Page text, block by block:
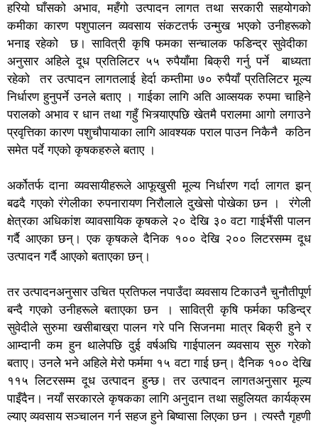
हरियो घाँसको अभाव, महँगो उत्पादन लागत तथा सरकारी सहयोगको
कमीका कारण पशुपालन व्यवसाय संकटतर्फ उन्मुख भएको उनीहरूको
भनाइ रहेको छ। सावित्री कृषि फमका सन्चालक फडिन्द्र सुवेदीका
अनुसार अहिले दूध प्रतिलिटर ५५ रुपैयाँमा बिक्री गर्नु पर्ने बाध्यता
रहेको तर उत्पादन लागतलाई हेर्दा कम्तीमा ७० रुपैयाँ प्रतिलिटर मूल्य
निर्धारण हुनुपर्ने उनले बताए । गाईका लागि अति आव्सयक रुपमा चाहिने
परालको अभाव र धान तथा गहुँ भित्र्याएपछि खेतमै परालमा आगो लगाउने
प्रवृत्तिका कारण पशुचौपायाका लागि आवश्यक पराल पाउन निकैनै कठिन
समेत पर्दे गएको कृषकहरुले बताए ।
अर्कोतर्फ दाना व्यवसायीहरूले आफूखुसी मूल्य निर्धारण गर्दा लागत झन्
बढदै गएको रंगेलीका रुपनारायण निराैलाले दुखेसाे पाेखेका छन । रंगेली
क्षेत्रका अधिकांश व्यावसायिक कृषकले २० देखि ३० वटा गाईभैंसी पालन
गर्दै आएका छन्। एक कृषकले दैनिक १०० देखि २०० लिटरसम्म दूध
उत्पादन गर्दै आएको बताएका छन्।
तर उत्पादनअनुसार उचित प्रतिफल नपाउँदा व्यवसाय टिकाउनै चुनौतीपूर्ण
बन्दै गएको उनीहरूले बताएका छन । सावित्री कृषि फर्मका फडिन्द्र
सुवेदीले सुरुमा खसीबाख्रा पालन गरे पनि सिजनमा मात्र बिक्री हुने र
आम्दानी कम हुन थालेपछि दुई वर्षअघि गाईपालन व्यवसाय सुरु गरेको
बताए। उनलेे भने अहिले मेरो फर्ममा १५ वटा गाई छन्। दैनिक १०० देखि
११५ लिटरसम्म दूध उत्पादन हुन्छ। तर उत्पादन लागतअनुसार मूल्य
पाइँदैन। नयाँ सरकारले कृषकका लागि अनुदान तथा सहुलियत कार्यक्रम
ल्याए व्यवसाय सञ्चालन गर्न सहज हुने बिष्वासा लिएका छन । त्यस्तै गृहणी